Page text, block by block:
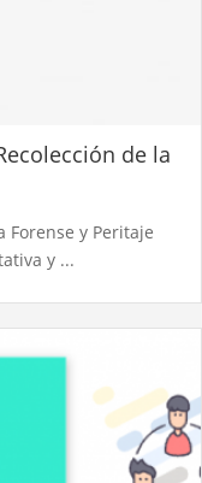
de la
Forense y Peritaje
y ...